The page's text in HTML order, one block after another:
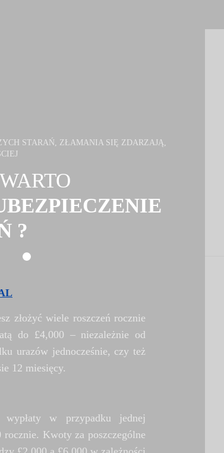
STARAŃ, ZŁAMANIA SIĘ ZDARZAJĄ,
?
złożyć wiele roszczeń rocznie
do £4,000 – niezależnie od
urazów jednocześnie, czy też
12 miesięcy.
wypłaty w przypadku jednej
Kwoty za poszczególne